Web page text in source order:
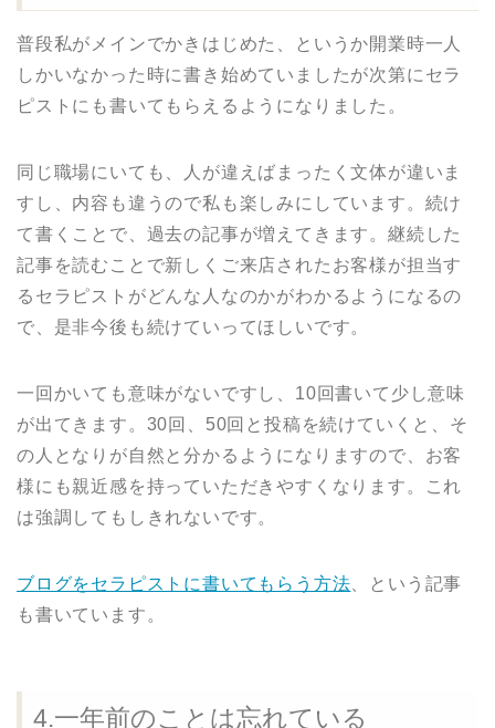
普段私がメインでかきはじめた、というか開業時一人
しかいなかった時に書き始めていましたが次第にセラ
ピストにも書いてもらえるようになりました。
同じ職場にいても、人が違えばまったく文体が違いま
すし、内容も違うので私も楽しみにしています。続け
て書くことで、過去の記事が増えてきます。継続した
記事を読むことで新しくご来店されたお客様が担当す
るセラピストがどんな人なのかがわかるようになるの
で、是非今後も続けていってほしいです。
一回かいても意味がないですし、10回書いて少し意味
が出てきます。30回、50回と投稿を続けていくと、そ
の人となりが自然と分かるようになりますので、お客
様にも親近感を持っていただきやすくなります。これ
は強調してもしきれないです。
ブログをセラピストに書いてもらう方法 、という記事
も書いています。
4.一年前のことは忘れている